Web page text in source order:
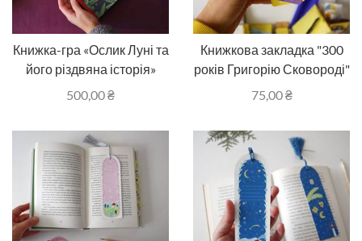
Книжка-гра «Ослик Луні та
його різдвяна історія»
500,00₴
Книжкова закладка "300
років Григорію Сковороді"
75,00₴